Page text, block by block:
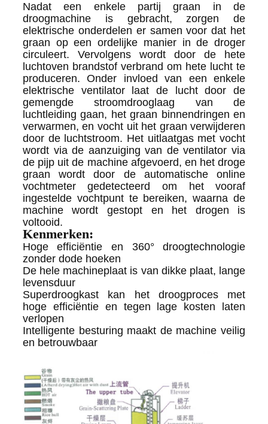
Nadat een enkele partij graan in de
droogmachine is gebracht, zorgen de
elektrische onderdelen er samen voor dat het
graan op een ordelijke manier in de droger
circuleert. Vervolgens wordt door de hete
luchtoven brandstof verbrand om hete lucht te
produceren. Onder invloed van een enkele
elektrische ventilator laat de lucht door de
gemengde stroomdrooglaag van de
luchtleiding gaan, het graan binnendringen en
verwarmen, en vocht uit het graan verwijderen
door de luchtstroom. Het uitlaatgas met vocht
wordt via de aanzuiging van de ventilator via
de pijp uit de machine afgevoerd, en het droge
graan wordt door de automatische online
vochtmeter gedetecteerd om het vooraf
ingestelde vochtpunt te bereiken, waarna de
machine wordt gestopt en het drogen is
voltooid.
Kenmerken:
Hoge efficiëntie en 360° droogtechnologie
zonder dode hoeken
De hele machineplaat is van dikke plaat, lange
levensduur
Superdroogkast kan het droogproces met
hoge efficiëntie en tegen lage kosten laten
verlopen
Intelligente besturing maakt de machine veilig
en betrouwbaar